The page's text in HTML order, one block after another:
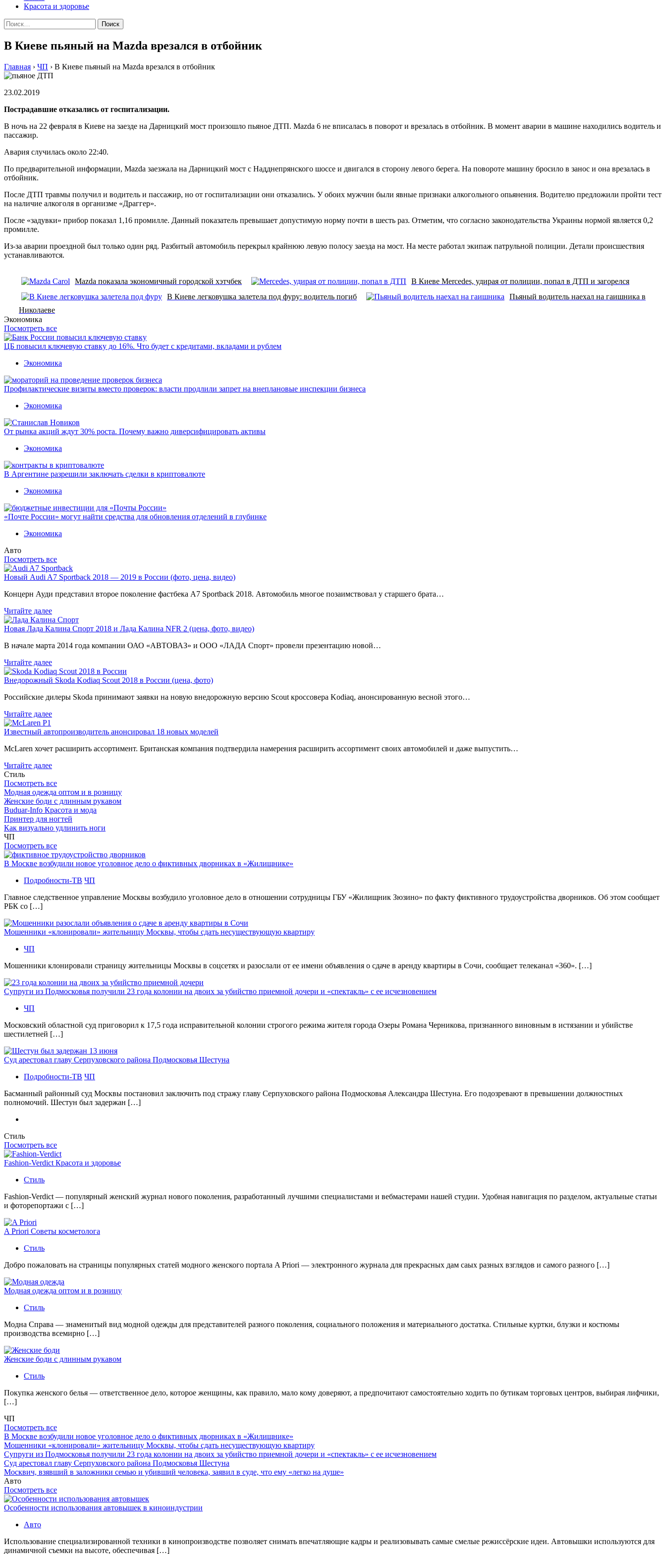
Красота и здоровье
Найти:
В Киеве пьяный на Mazda врезался в отбойник
Главная › ЧП › В Киеве пьяный на Mazda врезался в отбойник
23.02.2019
Пострадавшие отказались от госпитализации.
В ночь на 22 февраля в Киеве на заезде на Дарницкий мост произошло пьяное ДТП. Mazda 6 не вписалась в поворот и врезалась в отбойник. В момент аварии в машине находились водитель и
пассажир.
Авария случилась около 22:40.
По предварительной информации, Mazda заезжала на Дарницкий мост с Надднепрянского шоссе и двигался в сторону левого берега. На повороте машину бросило в занос и она врезалась в
отбойник.
После ДТП травмы получил и водитель и пассажир, но от госпитализации они отказались. У обоих мужчин были явные признаки алкогольного опьянения. Водителю предложили пройти тест
на наличие алкоголя в организме «Драггер».
После «задувки» прибор показал 1,16 промилле. Данный показатель превышает допустимую норму почти в шесть раз. Отметим, что согласно законодательства Украины нормой является 0,2
промилле.
Из-за аварии проездной был только один ряд. Разбитый автомобиль перекрыл крайнюю левую полосу заезда на мост. На месте работал экипаж патрульной полиции. Детали происшествия
устанавливаются.
Mazda показала экономичный городской хэтчбек
В Киеве Mercedes, удирая от полиции, попал в ДТП и загорелся
В Киеве легковушка залетела под фуру: водитель погиб
Пьяный водитель наехал на гаишника в
Николаеве
Экономика
Посмотреть все
ЦБ повысил ключевую ставку до 16%. Что будет с кредитами, вкладами и рублем
Экономика
Профилактические визиты вместо проверок: власти продлили запрет на внеплановые инспекции бизнеса
Экономика
От рынка акций ждут 30% роста. Почему важно диверсифицировать активы
Экономика
В Аргентине разрешили заключать сделки в криптовалюте
Экономика
«Почте России» могут найти средства для обновления отделений в глубинке
Экономика
Авто
Посмотреть все
Новый Audi A7 Sportback 2018 — 2019 в России (фото, цена, видео)
Концерн Ауди представил второе поколение фастбека A7 Sportback 2018. Автомобиль многое позаимствовал у старшего брата…
Читайте далее
Новая Лада Калина Спорт 2018 и Лада Калина NFR 2 (цена, фото, видео)
В начале марта 2014 года компании ОАО «АВТОВАЗ» и ООО «ЛАДА Спорт» провели презентацию новой…
Читайте далее
Внедорожный Skoda Kodiaq Scout 2018 в России (цена, фото)
Российские дилеры Skoda принимают заявки на новую внедорожную версию Scout кроссовера Kodiaq, анонсированную весной этого…
Читайте далее
Известный автопроизводитель анонсировал 18 новых моделей
McLaren хочет расширить ассортимент. Британская компания подтвердила намерения расширить ассортимент своих автомобилей и даже выпустить…
Читайте далее
Стиль
Посмотреть все
Модная одежда оптом и в розницу
Женские боди с длинным рукавом
Buduar-Info Красота и мода
Принтер для ногтей
Как визуально удлинить ноги
ЧП
Посмотреть все
В Москве возбудили новое уголовное дело о фиктивных дворниках в «Жилищнике»
Подробности-ТВ ЧП
Главное следственное управление Москвы возбудило уголовное дело в отношении сотрудницы ГБУ «Жилищник Зюзино» по факту фиктивного трудоустройства дворников. Об этом сообщает
РБК со […]
Мошенники «клонировали» жительницу Москвы, чтобы сдать несуществующую квартиру
ЧП
Мошенники клонировали страницу жительницы Москвы в соцсетях и разослали от ее имени объявления о сдаче в аренду квартиры в Сочи, сообщает телеканал «360». […]
Супруги из Подмосковья получили 23 года колонии на двоих за убийство приемной дочери и «спектакль» с ее исчезновением
ЧП
Московский областной суд приговорил к 17,5 года исправительной колонии строгого режима жителя города Озеры Романа Черникова, признанного виновным в истязании и убийстве
шестилетней […]
Суд арестовал главу Серпуховского района Подмосковья Шестуна
Подробности-ТВ ЧП
Басманный районный суд Москвы постановил заключить под стражу главу Серпуховского района Подмосковья Александра Шестуна. Его подозревают в превышении должностных
полномочий. Шестун был задержан […]
Стиль
Посмотреть все
Fashion-Verdict Красота и здоровье
Стиль
Fashion-Verdict — популярный женский журнал нового поколения, разработанный лучшими специалистами и вебмастерами нашей студии. Удобная навигация по разделом, актуальные статьи
и фоторепортажи с […]
A Priori Советы косметолога
Стиль
Добро пожаловать на страницы популярных статей модного женского портала A Priori — электронного журнала для прекрасных дам саых разных взглядов и самого разного […]
Модная одежда оптом и в розницу
Стиль
Модна Справа — знаменитый вид модной одежды для представителей разного поколения, социального положения и материального достатка. Стильные куртки, блузки и костюмы
производства всемирно […]
Женские боди с длинным рукавом
Стиль
Покупка женского белья — ответственное дело, которое женщины, как правило, мало кому доверяют, а предпочитают самостоятельно ходить по бутикам торговых центров, выбирая лифчики,
[…]
ЧП
Посмотреть все
В Москве возбудили новое уголовное дело о фиктивных дворниках в «Жилищнике»
Мошенники «клонировали» жительницу Москвы, чтобы сдать несуществующую квартиру
Супруги из Подмосковья получили 23 года колонии на двоих за убийство приемной дочери и «спектакль» с ее исчезновением
Суд арестовал главу Серпуховского района Подмосковья Шестуна
Москвич, взявший в заложники семью и убивший человека, заявил в суде, что ему «легко на душе»
Авто
Посмотреть все
Особенности использования автовышек в киноиндустрии
Авто
Использование специализированной техники в кинопроизводстве позволяет снимать впечатляющие кадры и реализовывать самые смелые режиссёрские идеи. Автовышки используются для
динамичной съемки на высоте, обеспечивая […]